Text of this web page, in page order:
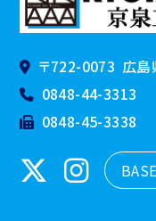
〒722-0073 広
0848-44-3313
0848-45-3338
BASE